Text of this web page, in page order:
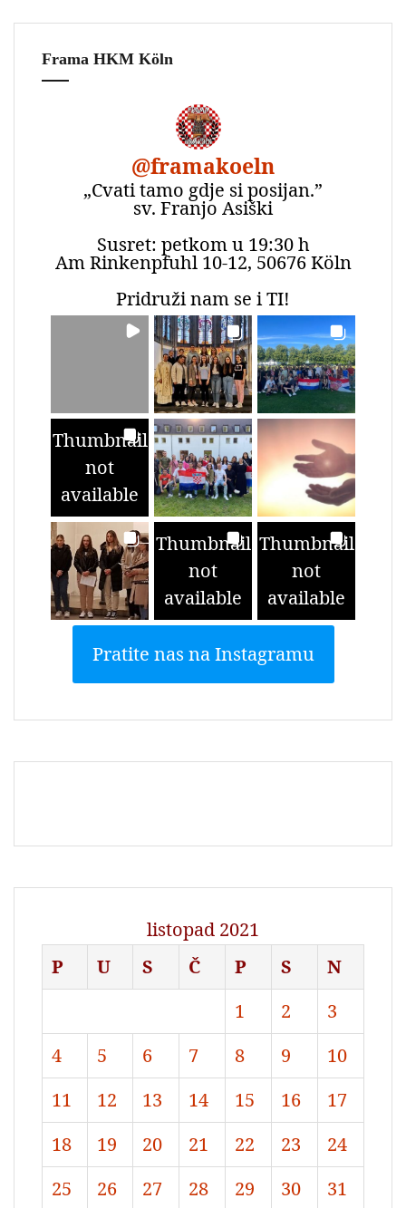
Frama HKM Köln
@framakoeln
„Cvati tamo gdje si posijan.”
sv. Franjo Asiški
Susret: petkom u 19:30 h
Am Rinkenpfuhl 10-12, 50676 Köln
Pridruži nam se i TI!
Thumbnail
not
available
Thumbnail
not
available
Thumbnail
not
available
Pratite nas na Instagramu
listopad 2021
P
U S Č P S
N
1
2
3
4
5 6 7 8 9
10
11
12 13 14 15 16
17
18
19 20 21 22 23
24
25
26 27 28 29 30 31